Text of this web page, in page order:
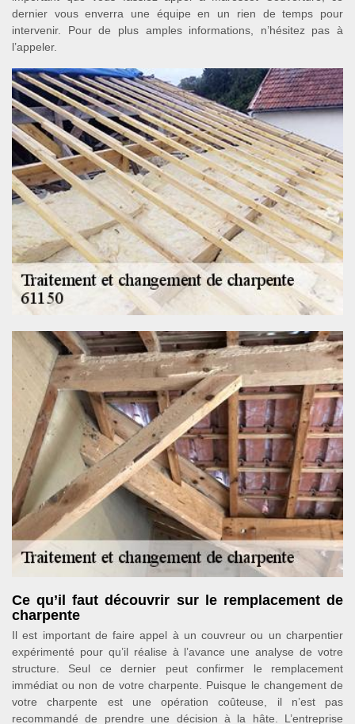
dernier vous enverra une équipe en un rien de temps pour
intervenir. Pour de plus amples informations, n’hésitez pas à
l’appeler.
Ce qu’il faut découvrir sur le remplacement de
charpente
Il est important de faire appel à un couvreur ou un charpentier
expérimenté pour qu’il réalise à l’avance une analyse de votre
structure. Seul ce dernier peut confirmer le remplacement
immédiat ou non de votre charpente. Puisque le changement de
votre charpente est une opération coûteuse, il n’est pas
recommandé de prendre une décision à la hâte. L’entreprise